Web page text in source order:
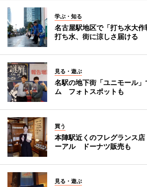
学ぶ・知る
名古屋駅地区で「打ち水大
打ち水、街に涼しさ届ける
見る・遊ぶ
名駅の地下街「ユニモール
ム フォトスポットも
買う
本陣駅近くのフレグランス
ーアル ドーナツ販売も
見る・遊ぶ